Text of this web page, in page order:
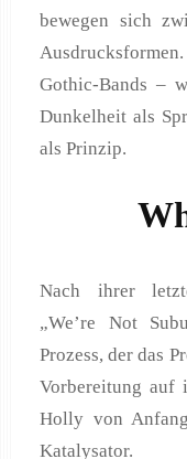
bewegen sich
Gothic‑Bands –
Dunkelheit als
als Prinzip.
Nach ihrer
„We’re Not
Prozess, der das
Vorbereitung auf
Holly von
Katalysator.